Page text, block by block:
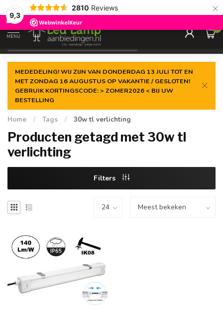
9,3
2810 Reviews ×
Gegarandeerde delaagste prijs
MENU
0
MEDEDELING! WIJ ZIJN VAN DONDERDAG 13 JULI TOT EN
MET ZONDAG 16 AUGUSTUS OP VAKANTIE / GESLOTEN!
GEBRUIK KORTINGSCODE: > ZOMER2026 < BIJ UW
BESTELLING
Home / Tags / 30w tl verlichting
Producten getagd met 30w tl
verlichting
Filters